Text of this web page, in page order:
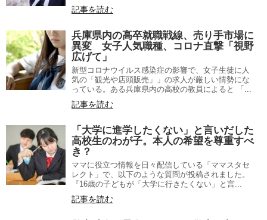
記事を読む
兵庫県内の高卒就職戦線、売り手市場に
異変 女子人気職種、コロナ直撃「視野
広げて」
新型コロナウイルス感染症の影響で、女子生徒に人
気の「観光や店頭販売」」の求人が厳しい情勢にな
っている。ある兵庫県内の高校の教員によると 「...
記事を読む
「大学に進学したくない」と言いだした
高校生のわが子。本人の希望を尊重すべ
き？
ママに役立つ情報を日々配信している「ママスタセ
レクト」で、以下のような質問が投稿されました。
『16歳の子どもが「大学に行きたくない」と言...
記事を読む